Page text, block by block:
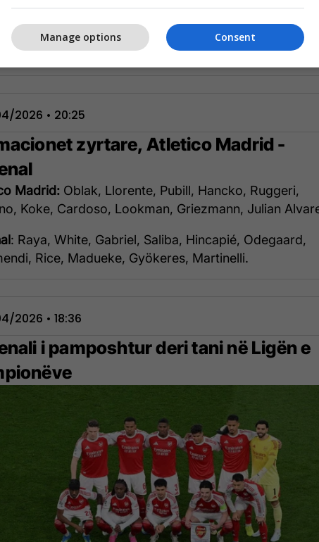
2026 • 20:25
zyrtare, Atletico Madrid -
Madrid: Oblak, Llorente, Pubill, Hancko, Ruggeri,
Koke, Cardoso, Lookman, Griezmann, Julian
: Raya, White, Gabriel, Saliba, Hincapié, Odegaard,
Rice, Madueke, Gyökeres, Martinelli.
2026 • 18:36
i pamposhtur deri tani në Ligën e
Consent
Manage options